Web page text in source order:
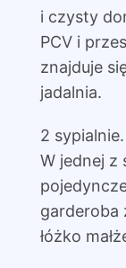
i czysty
PCV i
znajduje
jadalnia.
2 sypialnie.
W jednej z
garderoba
łóżko